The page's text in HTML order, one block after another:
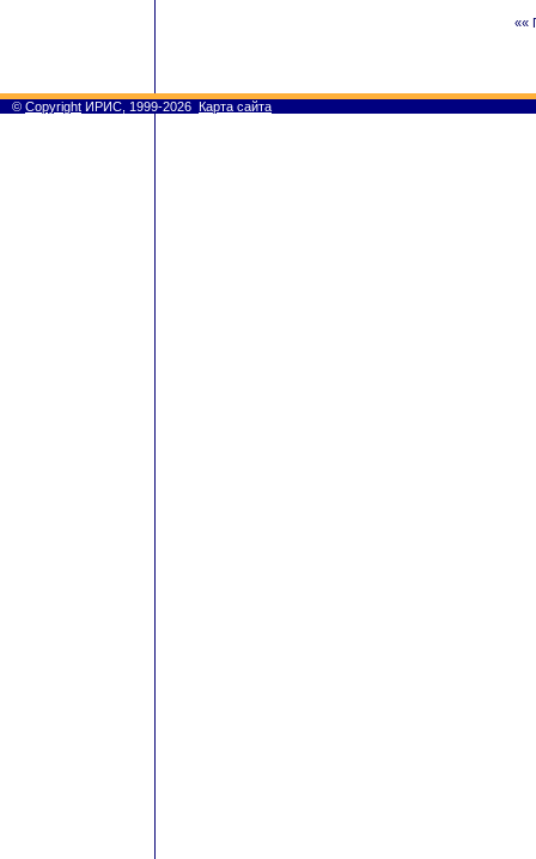
««
© Copyright ИРИС, 1999-2026 Карта сайта